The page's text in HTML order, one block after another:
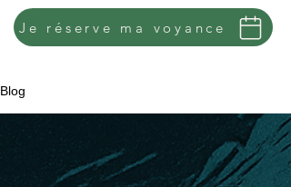
Je réserve ma voyance
Blog